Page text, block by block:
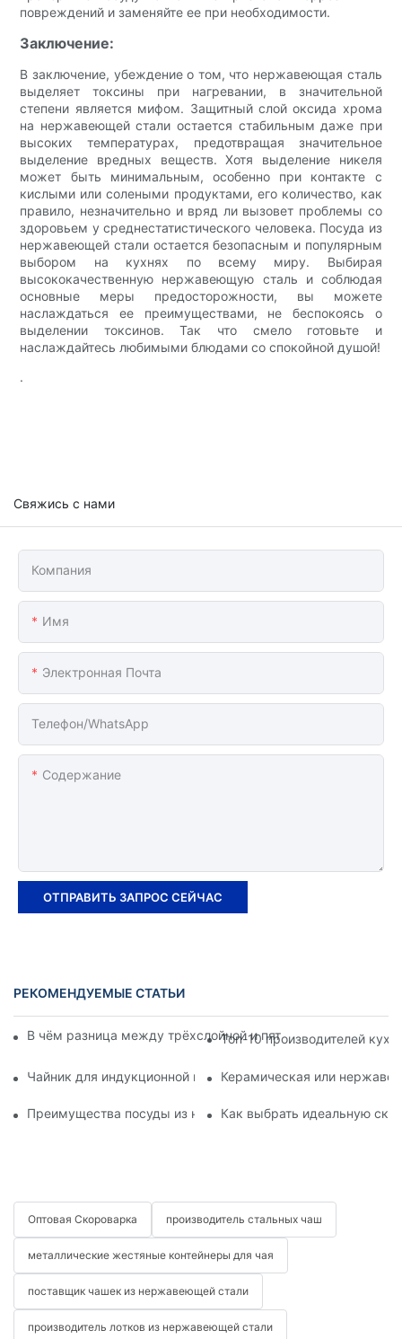
повреждений и заменяйте ее при необходимости.
Заключение:
В заключение, убеждение о том, что нержавеющая сталь
выделяет токсины при нагревании, в значительной
степени является мифом. Защитный слой оксида хрома
на нержавеющей стали остается стабильным даже при
высоких температурах, предотвращая значительное
выделение вредных веществ. Хотя выделение никеля
может быть минимальным, особенно при контакте с
кислыми или солеными продуктами, его количество, как
правило, незначительно и вряд ли вызовет проблемы со
здоровьем у среднестатистического человека. Посуда из
нержавеющей стали остается безопасным и популярным
выбором на кухнях по всему миру. Выбирая
высококачественную нержавеющую сталь и соблюдая
основные меры предосторожности, вы можете
наслаждаться ее преимуществами, не беспокоясь о
выделении токсинов. Так что смело готовьте и
наслаждайтесь любимыми блюдами со спокойной душой!
.
Свяжись с нами
Компания
Имя
Электронная Почта
Телефон/WhatsApp
Содержание
ОТПРАВИТЬ ЗАПРОС СЕЙЧАС
РЕКОМЕНДУЕМЫЕ СТАТЬИ
В чём разница между трёхслойной и пятислойной посудой
Топ-10 производителей
Чайник для индукционной плиты или электрический
Керамическая или
Преимущества посуды из нержавеющей стали
Как выбрать идеальную
Оптовая Скороварка производитель стальных чаш
металлические жестяные контейнеры для чая
поставщик чашек из нержавеющей стали
производитель лотков из нержавеющей стали